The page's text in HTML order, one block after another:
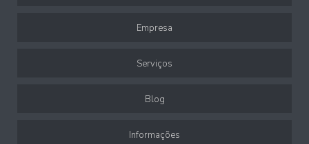
Empresa
Serviços
Blog
Informações